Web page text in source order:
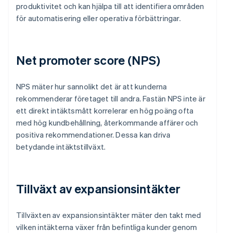
produktivitet och kan hjälpa till att identifiera områden
för automatisering eller operativa förbättringar.
Net promoter score (NPS)
NPS mäter hur sannolikt det är att kunderna
rekommenderar företaget till andra. Fastän NPS inte är
ett direkt intäktsmått korrelerar en hög poäng ofta
med hög kundbehållning, återkommande affärer och
positiva rekommendationer. Dessa kan driva
betydande intäktstillväxt.
Tillväxt av expansionsintäkter
Tillväxten av expansionsintäkter mäter den takt med
vilken intäkterna växer från befintliga kunder genom